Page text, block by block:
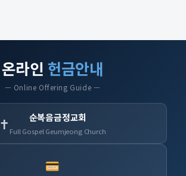
온라인 헌금안내
— Online Offering Guide —
✝ 순복음금정교회
Full Gospel Geumjeong Church